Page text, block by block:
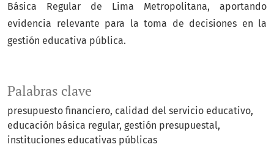
Palabras clave
presupuesto financiero calidad del servicio educativo
educación básica regular gestión presupuestal
instituciones educativas públicas
Básica Regular de Lima Metropolitana, aportando
evidencia relevante para la toma de decisiones en la
gestión educativa pública.